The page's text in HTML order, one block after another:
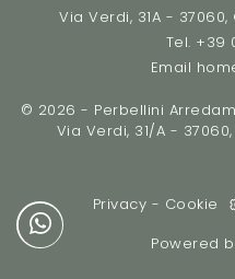
Via Verdi, 31A -
Tel. +39
Email
© 2026 - Perbellini
Via Verdi, 31/A -
Privacy - Cookie
Powered